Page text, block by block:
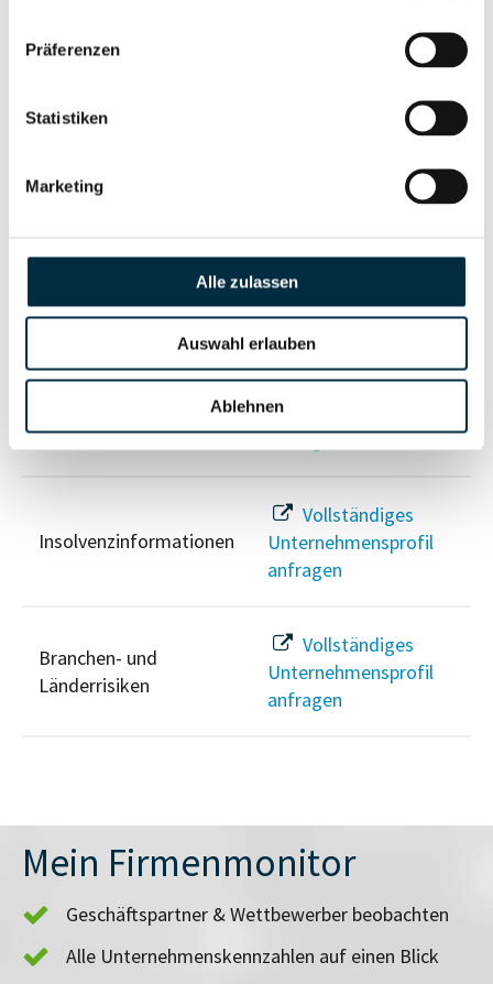
Präferenzen
Statistiken
Marketing
Alle zulassen
Auswahl erlauben
Ablehnen
Unternehmensnetzwerk
Unternehmensprofil
Berechtigten Pfad
Unternehmensprofil
Risikoinformationen
Sanktionslistenstatus
Vollständiges
Unternehmensprofil
anfragen
Insolvenzinformationen
Vollständiges
Unternehmensprofil
anfragen
Branchen- und
Länderrisiken
Vollständiges
Unternehmensprofil
anfragen
Mein Firmenmonitor
Geschäftspartner & Wettbewerber beobachten
Alle Unternehmenskennzahlen auf einen Blick